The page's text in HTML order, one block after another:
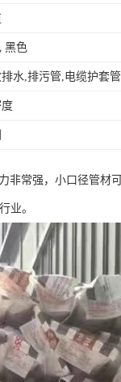
黑色
水,排污管,电缆护套管
非常强，小口径管材可
业。